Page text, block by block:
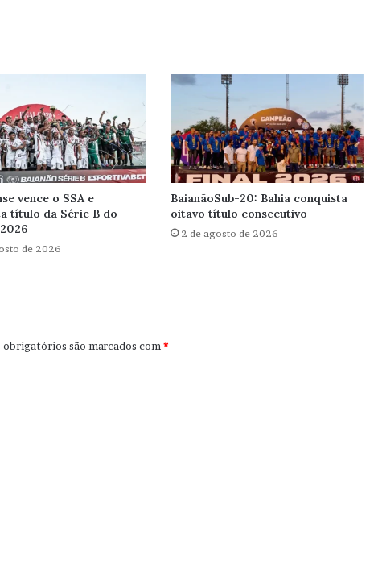
vence o SSA e
título da Série B do
de 2026
BaianãoSub-20: Bahia conquista
oitavo título consecutivo
2 de agosto de 2026
obrigatórios são marcados com*